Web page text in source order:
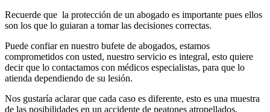
Recuerde que la protección de un abogado es importante pues ellos
son los que lo guiaran a tomar las decisiones correctas.
Puede confiar en nuestro bufete de abogados, estamos
comprometidos con usted, nuestro servicio es integral, esto quiere
decir que lo contactamos con médicos especialistas, para que lo
atienda dependiendo de su lesión.
Nos gustaría aclarar que cada caso es diferente, esto es una muestra
de las posibilidades en un accidente de peatones atropellados.